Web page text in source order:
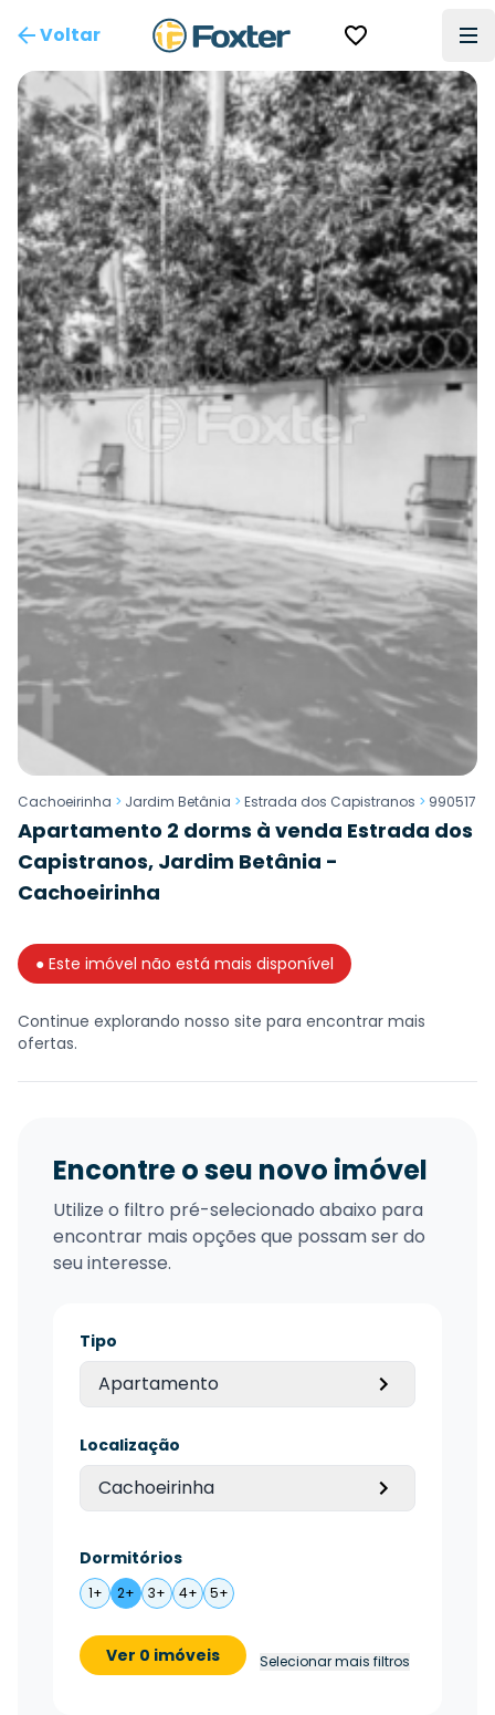
Voltar
Cachoeirinha > Jardim Betânia > Estrada dos Capistranos > 990517
Apartamento 2 dorms à venda Estrada dos
Capistranos, Jardim Betânia -
Cachoeirinha
● Este imóvel não está mais disponível
Continue explorando nosso site para encontrar mais
ofertas.
Encontre o seu novo imóvel
Utilize o filtro pré-selecionado abaixo para
encontrar mais opções que possam ser do
seu interesse.
Tipo
Apartamento
Localização
Cachoeirinha
Dormitórios
1+ 2+ 3+ 4+ 5+
Ver 0 imóveis Selecionar mais filtros